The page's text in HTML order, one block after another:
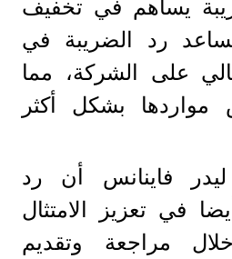
يساهم في تخفيف
رد الضريبة في
على الشركة، مما
مواردها بشكل أكثر
فاينانس أن رد
في تعزيز الامتثال
مراجعة وتقديم